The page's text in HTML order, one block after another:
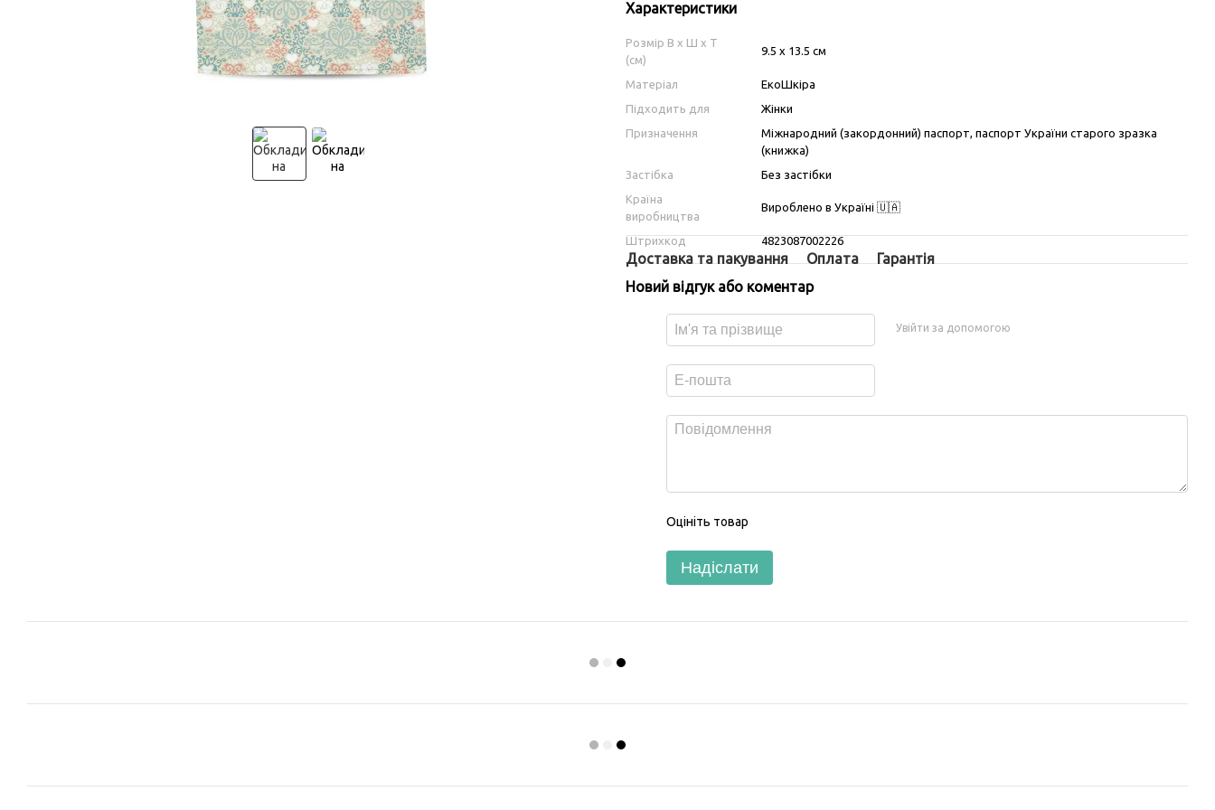
Характеристики
Розмір В х Ш х Т
(см)
9.5 х 13.5 см
Матеріал
ЕкоШкіра
Підходить для
Жінки
Призначення
Міжнародний (закордонний) паспорт, паспорт України старого зразка
(книжка)
Застібка
Без застібки
Країна
виробництва
Вироблено в Україні 🇺🇦
Штрихкод 4823087002226
Доставка та пакування Оплата
Гарантія
Новий відгук або коментар
Увійти за допомогою
Оцініть товар
Надіслати